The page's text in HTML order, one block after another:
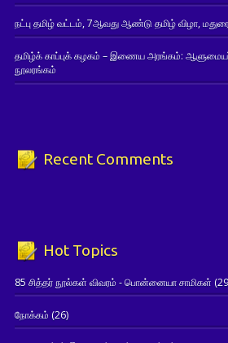
நட்பு தமிழ் வட்டம், 7ஆவது ஆண்டு தமிழ் விழா,
தமிழ்க் காப்புக் கழகம் – இணைய அரங்கம்:
நூலரங்கம்
Recent Comments
Hot Topics
85 சித்தர் நூல்கள் விவரம் - பொன்னையா சாமிகள்
நோக்கம் (26)